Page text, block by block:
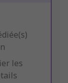
les